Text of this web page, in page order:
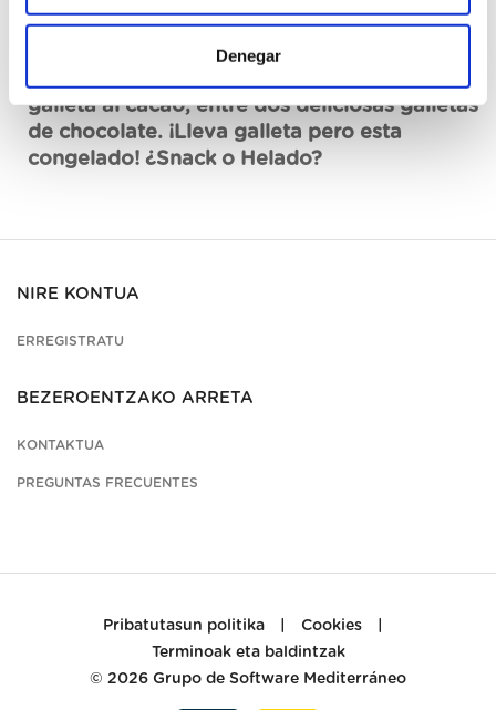
Denegar
Deskribapena
Cornetto Go, helado de nata con trocitos de
galleta al cacao, entre dos deliciosas galletas
de chocolate. ¡Lleva galleta pero esta
congelado! ¿Snack o Helado?
NIRE KONTUA
ERREGISTRATU
BEZEROENTZAKO ARRETA
KONTAKTUA
PREGUNTAS FRECUENTES
Pribatutasun politika Cookies
Terminoak eta baldintzak
© 2026 Grupo de Software Mediterráneo